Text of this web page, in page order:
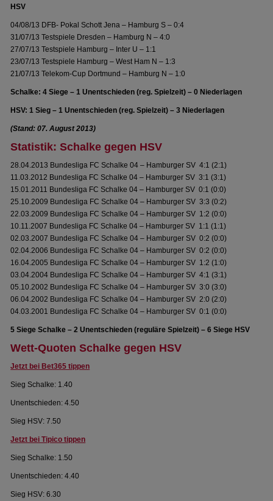
HSV
04/08/13 DFB- Pokal Schott Jena – Hamburg S – 0:4
31/07/13 Testspiele Dresden – Hamburg N – 4:0
27/07/13 Testspiele Hamburg – Inter U – 1:1
23/07/13 Testspiele Hamburg – West Ham N – 1:3
21/07/13 Telekom-Cup Dortmund – Hamburg N – 1:0
Schalke: 4 Siege – 1 Unentschieden (reg. Spielzeit) – 0 Niederlagen
HSV: 1 Sieg – 1 Unentschieden (reg. Spielzeit) – 3 Niederlagen
(Stand: 07. August 2013)
Statistik: Schalke gegen HSV
28.04.2013 Bundesliga FC Schalke 04 – Hamburger SV 4:1 (2:1)
11.03.2012 Bundesliga FC Schalke 04 – Hamburger SV 3:1 (3:1)
15.01.2011 Bundesliga FC Schalke 04 – Hamburger SV 0:1 (0:0)
25.10.2009 Bundesliga FC Schalke 04 – Hamburger SV 3:3 (0:2)
22.03.2009 Bundesliga FC Schalke 04 – Hamburger SV 1:2 (0:0)
10.11.2007 Bundesliga FC Schalke 04 – Hamburger SV 1:1 (1:1)
02.03.2007 Bundesliga FC Schalke 04 – Hamburger SV 0:2 (0:0)
02.04.2006 Bundesliga FC Schalke 04 – Hamburger SV 0:2 (0:0)
16.04.2005 Bundesliga FC Schalke 04 – Hamburger SV 1:2 (1:0)
03.04.2004 Bundesliga FC Schalke 04 – Hamburger SV 4:1 (3:1)
05.10.2002 Bundesliga FC Schalke 04 – Hamburger SV 3:0 (3:0)
06.04.2002 Bundesliga FC Schalke 04 – Hamburger SV 2:0 (2:0)
04.03.2001 Bundesliga FC Schalke 04 – Hamburger SV 0:1 (0:0)
5 Siege Schalke – 2 Unentschieden (reguläre Spielzeit) – 6 Siege HSV
Wett-Quoten Schalke gegen HSV
Jetzt bei Bet365 tippen
Sieg Schalke: 1.40
Unentschieden: 4.50
Sieg HSV: 7.50
Jetzt bei Tipico tippen
Sieg Schalke: 1.50
Unentschieden: 4.40
Sieg HSV: 6.30